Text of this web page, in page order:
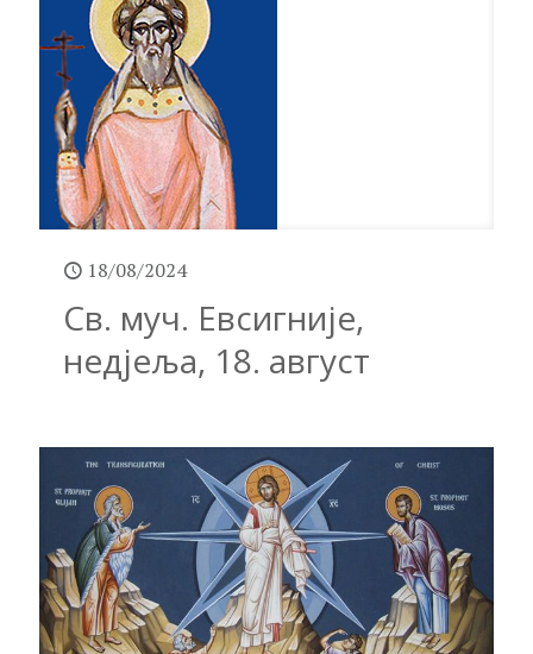
18/08/2024
Св. муч. Евсигније,
недјеља, 18. август